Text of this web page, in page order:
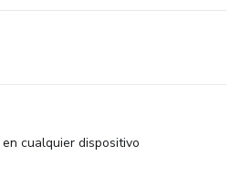
cualquier dispositivo